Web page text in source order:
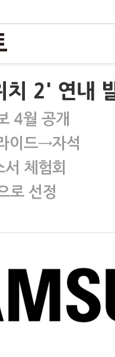
치 2' 연내
4월 공개
이드→자석
체험회
로 선정